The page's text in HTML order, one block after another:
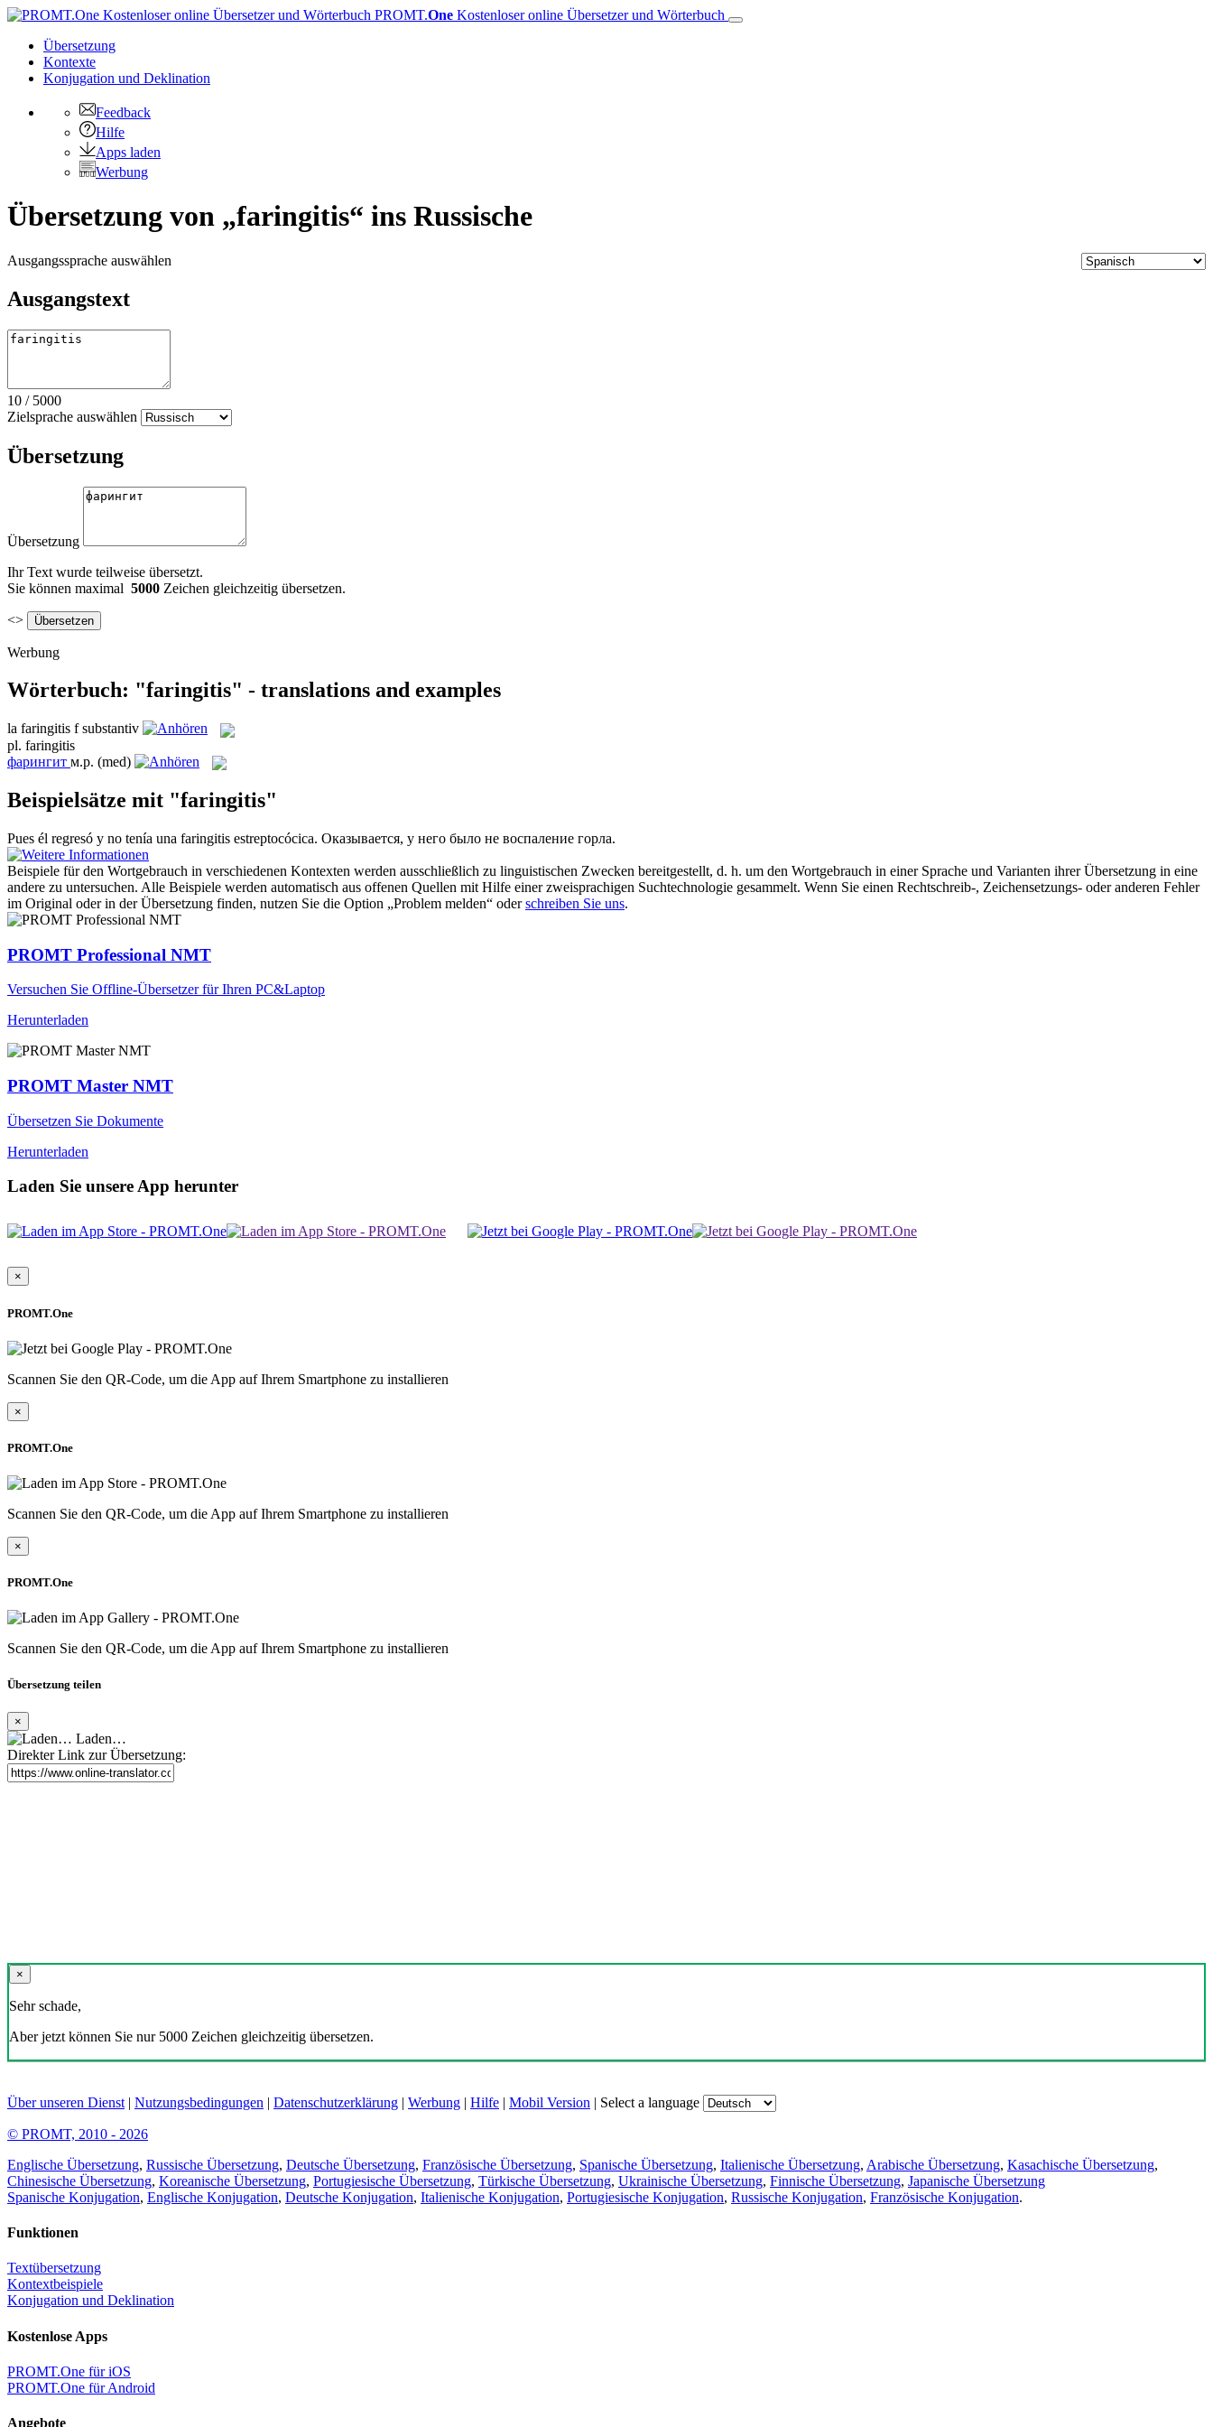
PROMT.One Kostenloser online Übersetzer und Wörterbuch
Übersetzung
Kontexte
Konjugation und Deklination
Feedback
Hilfe
Apps laden
Werbung
Übersetzung von „faringitis“ ins Russische
Ausgangssprache auswählen
Ausgangstext
10 / 5000
Zielsprache auswählen
Übersetzung
Übersetzung
Ihr Text wurde teilweise übersetzt.
Sie können maximal 5000 Zeichen gleichzeitig übersetzen.
<>
Werbung
Wörterbuch: "faringitis" - translations and examples
la faringitis f substantiv
pl. faringitis
фарингит м.р. (med)
Beispielsätze mit "faringitis"
Pues él regresó y no tenía una faringitis estreptocócica. Оказывается, у него было не воспаление горла.
Beispiele für den Wortgebrauch in verschiedenen Kontexten werden ausschließlich zu linguistischen Zwecken bereitgestellt, d. h. um den Wortgebrauch in einer Sprache und Varianten ihrer Übersetzung in eine
andere zu untersuchen. Alle Beispiele werden automatisch aus offenen Quellen mit Hilfe einer zweisprachigen Suchtechnologie gesammelt. Wenn Sie einen Rechtschreib-, Zeichensetzungs- oder anderen Fehler
im Original oder in der Übersetzung finden, nutzen Sie die Option „Problem melden“ oderschreiben Sie uns.
PROMT Professional NMT
Versuchen Sie Offline-Übersetzer für Ihren PC&Laptop
Herunterladen
PROMT Master NMT
Übersetzen Sie Dokumente
Herunterladen
Laden Sie unsere App herunter
×
PROMT.One
Scannen Sie den QR-Code, um die App auf Ihrem Smartphone zu installieren
×
PROMT.One
Scannen Sie den QR-Code, um die App auf Ihrem Smartphone zu installieren
×
PROMT.One
Scannen Sie den QR-Code, um die App auf Ihrem Smartphone zu installieren
Übersetzung teilen
×
Laden…
Direkter Link zur Übersetzung:
×
Sehr schade,
Aber jetzt können Sie nur 5000 Zeichen gleichzeitig übersetzen.
Über unseren Dienst | Nutzungsbedingungen | Datenschutzerklärung | Werbung | Hilfe | Mobil Version | Select a language
© PROMT, 2010 - 2026
Englische Übersetzung, Russische Übersetzung, Deutsche Übersetzung, Französische Übersetzung, Spanische Übersetzung, Italienische Übersetzung, Arabische Übersetzung, Kasachische Übersetzung,
Chinesische Übersetzung, Koreanische Übersetzung, Portugiesische Übersetzung, Türkische Übersetzung, Ukrainische Übersetzung, Finnische Übersetzung, Japanische Übersetzung
Spanische Konjugation, Englische Konjugation, Deutsche Konjugation, Italienische Konjugation, Portugiesische Konjugation, Russische Konjugation, Französische Konjugation.
Funktionen
Textübersetzung
Kontextbeispiele
Konjugation und Deklination
Kostenlose Apps
PROMT.One für iOS
PROMT.One für Android
Angebote